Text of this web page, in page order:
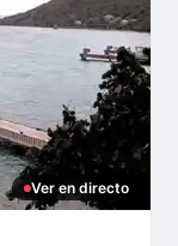
Ver en directo